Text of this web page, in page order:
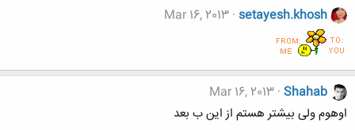
setayesh.khosh
Mar 16, 2013
Shahab
Mar 16, 2013
اوهوم ولی بیشتر هستم از این ب بعد